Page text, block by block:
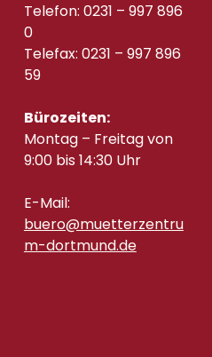
Telefon: 0231 – 997 896
0
Telefax: 0231 – 997 896
59
Bürozeiten:
Montag – Freitag von
9:00 bis 14:30 Uhr
E-Mail:
buero@muetterzentru
m-dortmund.de